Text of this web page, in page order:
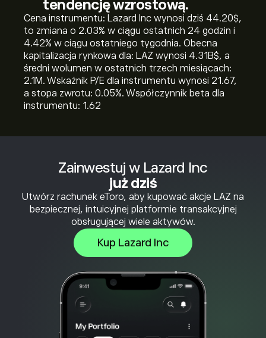
Zainwestuj w Lazard Inc
już dziś
Utwórz rachunek eToro, aby kupować akcje LAZ na
bezpiecznej, intuicyjnej platformie transakcyjnej
obsługującej wiele aktywów.
Kup Lazard Inc
tendencję wzrostową.
Cena instrumentu: Lazard Inc wynosi dziś 44.20‎$‎,
to zmiana o ‎2.03‎% w ciągu ostatnich 24 godzin i
‎4.42‎% w ciągu ostatniego tygodnia. Obecna
kapitalizacja rynkowa dla: LAZ wynosi 4.31B‎$‎, a
średni wolumen w ostatnich trzech miesiącach:
2.1M. Wskaźnik P/E dla instrumentu wynosi 21.67,
a stopa zwrotu: 0.05%. Współczynnik beta dla
instrumentu: 1.62